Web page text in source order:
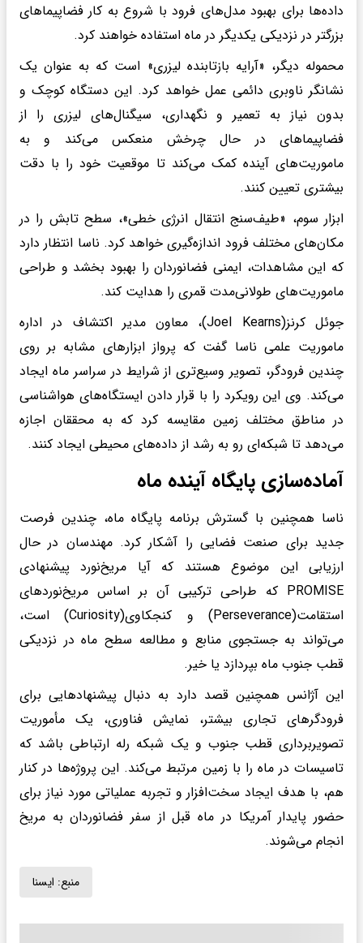
داده‌ها برای بهبود مدل‌های فرود با شروع به کار فضاپیماهای
بزرگتر در نزدیکی یکدیگر در ماه استفاده خواهند کرد.
محموله دیگر، «آرایه بازتابنده لیزری» است که به عنوان یک
نشانگر ناوبری دائمی عمل خواهد کرد. این دستگاه کوچک و
بدون نیاز به تعمیر و نگهداری، سیگنال‌های لیزری را از
فضاپیماهای در حال چرخش منعکس می‌کند و به
ماموریت‌های آینده کمک می‌کند تا موقعیت خود را با دقت
بیشتری تعیین کنند.
ابزار سوم، «طیف‌سنج انتقال انرژی خطی»، سطح تابش را در
مکان‌های مختلف فرود اندازه‌گیری خواهد کرد. ناسا انتظار دارد
که این مشاهدات، ایمنی فضانوردان را بهبود بخشد و طراحی
ماموریت‌های طولانی‌مدت قمری را هدایت کند.
جوئل کرنز(Joel Kearns)، معاون مدیر اکتشاف در اداره
ماموریت علمی ناسا گفت که پرواز ابزارهای مشابه بر روی
چندین فرودگر، تصویر وسیع‌تری از شرایط در سراسر ماه ایجاد
می‌کند. وی این رویکرد را با قرار دادن ایستگاه‌های هواشناسی
در مناطق مختلف زمین مقایسه کرد که به محققان اجازه
می‌دهد تا شبکه‌ای رو به رشد از داده‌های محیطی ایجاد کنند.
آماده‌سازی پایگاه آینده ماه
ناسا همچنین با گسترش برنامه پایگاه ماه، چندین فرصت
جدید برای صنعت فضایی را آشکار کرد. مهندسان در حال
ارزیابی این موضوع هستند که آیا مریخ‌نورد پیشنهادی
PROMISE که طراحی ترکیبی آن بر اساس مریخ‌نوردهای
استقامت(Perseverance) و کنجکاوی(Curiosity) است،
می‌تواند به جستجوی منابع و مطالعه سطح ماه در نزدیکی
قطب جنوب ماه بپردازد یا خیر.
این آژانس همچنین قصد دارد به دنبال پیشنهادهایی برای
فرودگرهای تجاری بیشتر، نمایش فناوری، یک مأموریت
تصویربرداری قطب جنوب و یک شبکه رله ارتباطی باشد که
تاسیسات در ماه را با زمین مرتبط می‌کند. این پروژه‌ها در کنار
هم، با هدف ایجاد سخت‌افزار و تجربه عملیاتی مورد نیاز برای
حضور پایدار آمریکا در ماه قبل از سفر فضانوردان به مریخ
انجام می‌شوند.
منبع: ايسنا